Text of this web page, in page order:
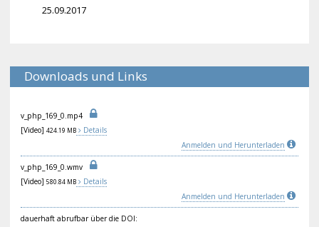
25.09.2017
Downloads und Links
v_php_ 169 _0.mp4
[Video] 424.19 MB
Details
Anmelden und Herunterladen
v_php_ 169 _0.wmv
[Video] 580.84 MB
Details
Anmelden und Herunterladen
dauerhaft abrufbar über die DOI: